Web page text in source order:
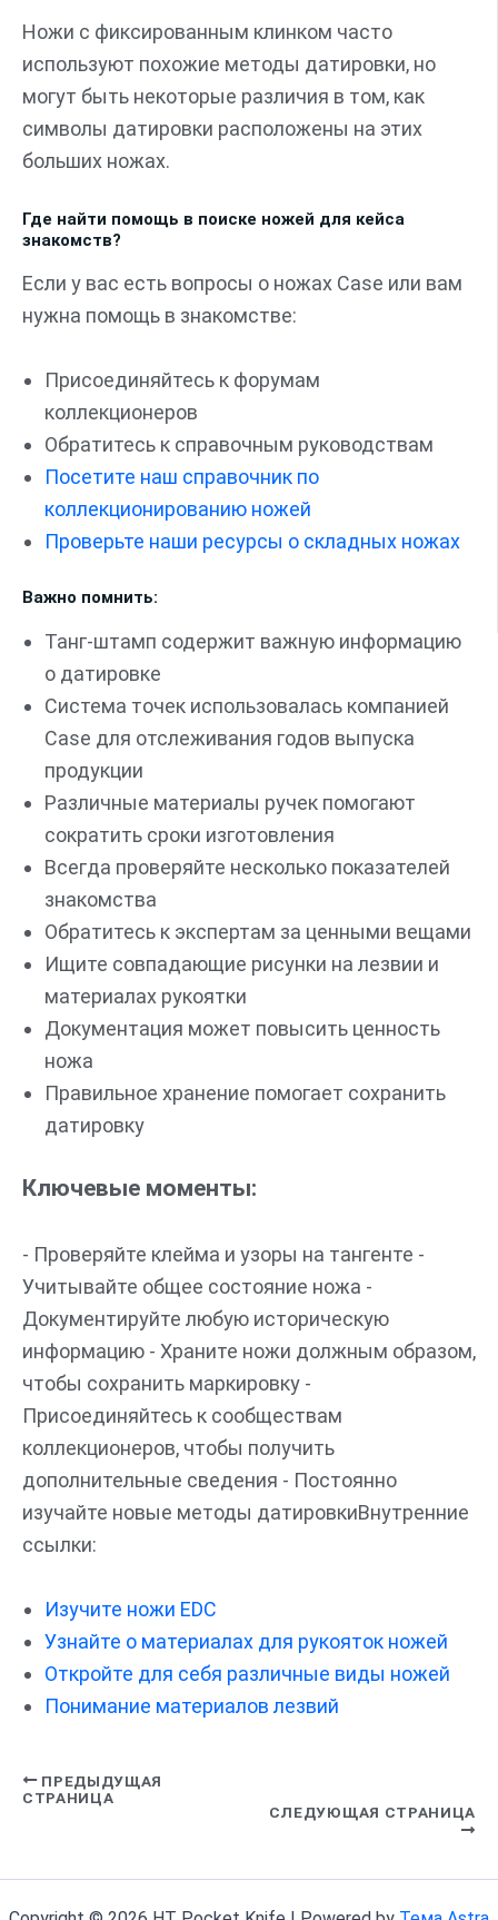
Ножи с фиксированным клинком часто
используют похожие методы датировки, но
могут быть некоторые различия в том, как
символы датировки расположены на этих
больших ножах.
Где найти помощь в поиске ножей для кейса
знакомств?
Если у вас есть вопросы о ножах Case или вам
нужна помощь в знакомстве:
Присоединяйтесь к форумам
коллекционеров
Обратитесь к справочным руководствам
Посетите наш справочник по
коллекционированию ножей
Проверьте наши ресурсы о складных ножах
Важно помнить:
Танг-штамп содержит важную информацию
о датировке
Система точек использовалась компанией
Case для отслеживания годов выпуска
продукции
Различные материалы ручек помогают
сократить сроки изготовления
Всегда проверяйте несколько показателей
знакомства
Обратитесь к экспертам за ценными вещами
Ищите совпадающие рисунки на лезвии и
материалах рукоятки
Документация может повысить ценность
ножа
Правильное хранение помогает сохранить
датировку
Ключевые моменты:
- Проверяйте клейма и узоры на тангенте -
Учитывайте общее состояние ножа -
Документируйте любую историческую
информацию - Храните ножи должным образом,
чтобы сохранить маркировку -
Присоединяйтесь к сообществам
коллекционеров, чтобы получить
дополнительные сведения - Постоянно
изучайте новые методы датировкиВнутренние
ссылки:
Изучите ножи EDC
Узнайте о материалах для рукояток ножей
Откройте для себя различные виды ножей
Понимание материалов лезвий
ПРЕДЫДУЩАЯ
СТРАНИЦА
СЛЕДУЮЩАЯ СТРАНИЦА